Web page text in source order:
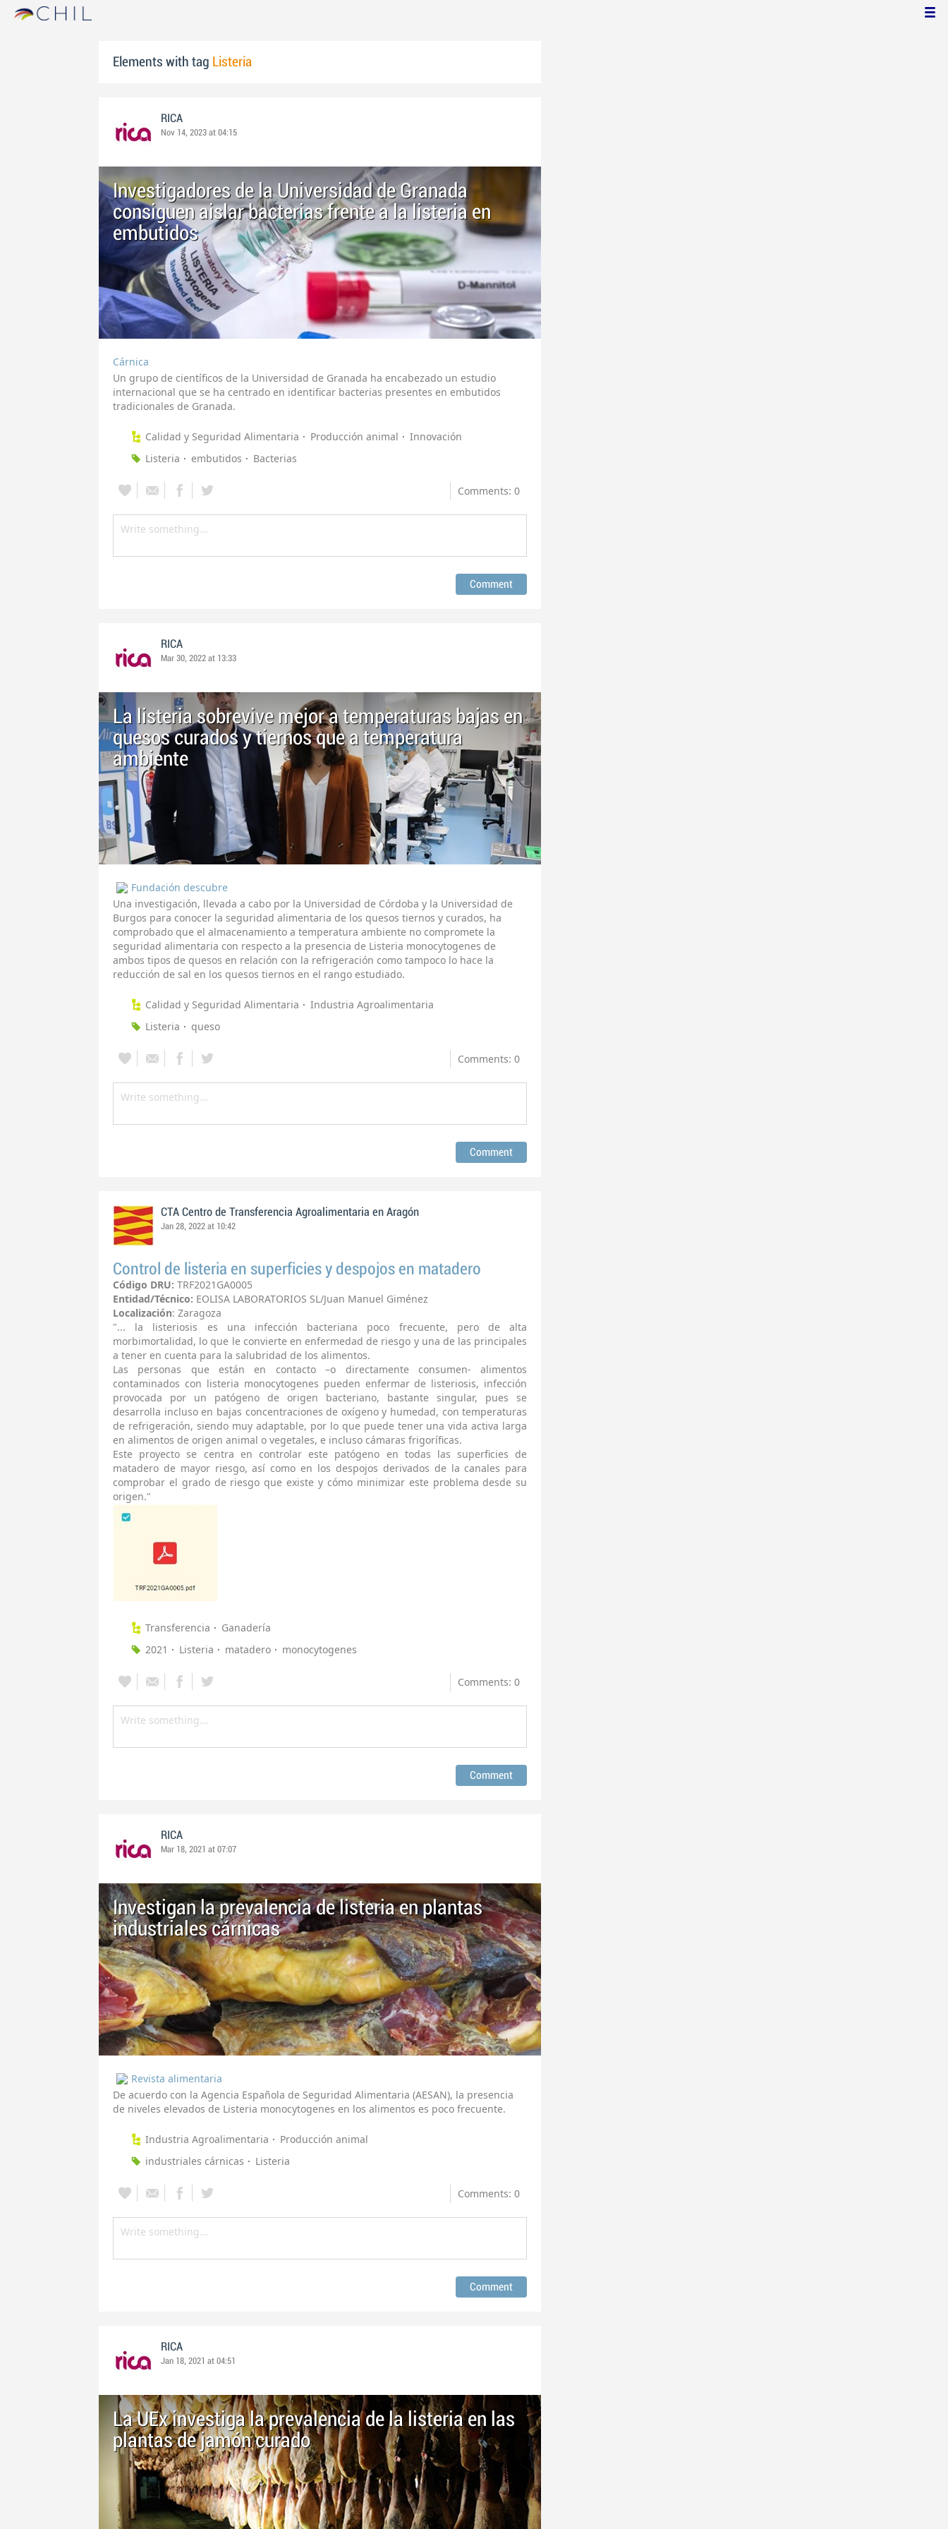
Elements with tag Listeria
RICA
Nov 14, 2023 at 04:15
Investigadores de la Universidad de Granada
consiguen aislar bacterias frente a la listeria en
embutidos
Cárnica
Un grupo de científicos de la Universidad de Granada ha encabezado un estudio
internacional que se ha centrado en identificar bacterias presentes en embutidos
tradicionales de Granada.
Calidad y Seguridad Alimentaria Producción animal
Innovación
Listeria
embutidos Bacterias
Comments: 0
RICA
Mar 30, 2022 at 13:33
La listeria sobrevive mejor a temperaturas bajas en
quesos curados y tiernos que a temperatura
ambiente
Fundación descubre
Una investigación, llevada a cabo por la Universidad de Córdoba y la Universidad de
Burgos para conocer la seguridad alimentaria de los quesos tiernos y curados, ha
comprobado que el almacenamiento a temperatura ambiente no compromete la
seguridad alimentaria con respecto a la presencia de Listeria monocytogenes de
ambos tipos de quesos en relación con la refrigeración como tampoco lo hace la
reducción de sal en los quesos tiernos en el rango estudiado.
Calidad y Seguridad Alimentaria
Industria Agroalimentaria
Listeria
queso
Comments: 0
CTA Centro de Transferencia Agroalimentaria en Aragón
Jan 28, 2022 at 10:42
Control de listeria en superficies y despojos en matadero
Código DRU: TRF2021GA0005
Entidad/Técnico: EOLISA LABORATORIOS SL/Juan Manuel Giménez
Localización: Zaragoza
"... la listeriosis es una infección bacteriana poco frecuente, pero de alta
morbimortalidad, lo que le convierte en enfermedad de riesgo y una de las principales
a tener en cuenta para la salubridad de los alimentos.
Las personas que están en contacto –o directamente consumen- alimentos
contaminados con listeria monocytogenes pueden enfermar de listeriosis, infección
provocada por un patógeno de origen bacteriano, bastante singular, pues se
desarrolla incluso en bajas concentraciones de oxígeno y humedad, con temperaturas
de refrigeración, siendo muy adaptable, por lo que puede tener una vida activa larga
en alimentos de origen animal o vegetales, e incluso cámaras frigoríficas.
Este proyecto se centra en controlar este patógeno en todas las superficies de
matadero de mayor riesgo, así como en los despojos derivados de la canales para
comprobar el grado de riesgo que existe y cómo minimizar este problema desde su
origen."
Transferencia
Ganadería
2021
Listeria matadero monocytogenes
Comments: 0
RICA
Mar 18, 2021 at 07:07
Investigan la prevalencia de listeria en plantas
industriales cárnicas
Revista alimentaria
De acuerdo con la Agencia Española de Seguridad Alimentaria (AESAN), la presencia
de niveles elevados de Listeria monocytogenes en los alimentos es poco frecuente.
Industria Agroalimentaria
Producción animal
industriales cárnicas
Listeria
Comments: 0
RICA
Jan 18, 2021 at 04:51
La UEx investiga la prevalencia de la listeria en las
plantas de jamón curado